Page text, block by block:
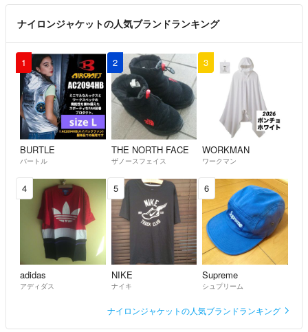
ナイロンジャケットの人気ブランドランキング
1
BURTLE
バートル
2
THE NORTH FACE
ザノースフェイス
3
WORKMAN
ワークマン
4
adidas
アディダス
5
NIKE
ナイキ
6
Supreme
シュプリーム
ナイロンジャケットの人気ブランドランキング